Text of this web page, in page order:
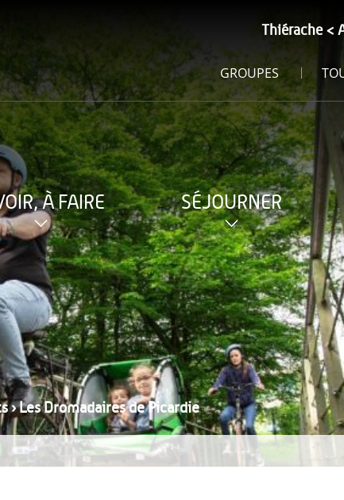
Thiérache
GROUPES
À FAIRE SÉJOURNER
›Les Dromadaires de Picardie